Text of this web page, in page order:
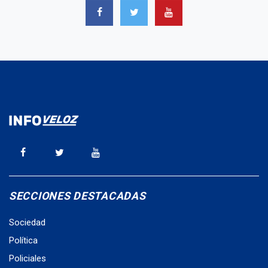
SECCIONES DESTACADAS
Sociedad
Política
Policiales